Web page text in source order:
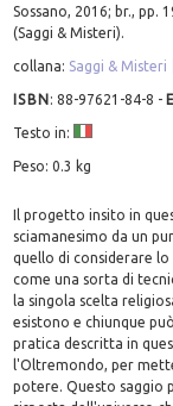
Sossano, 2016; br., pp.
(Saggi & Misteri).
collana: Saggi & Misteri
ISBN:88-97621-84-8 -
Testo in:
Peso: 0.3 kg
Il progetto insito in
sciamanesimo da un
quello di considerare
come una sorta di
la singola scelta
esistono e chiunque
pratica descritta in
l'Oltremondo, per
potere. Questo saggio